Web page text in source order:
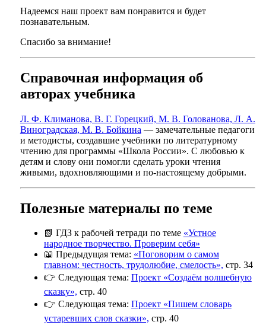
Надеемся наш проект вам понравится и будет
познавательным.
Спасибо за внимание!
Справочная информация об
авторах учебника
Л. Ф. Климанова, В. Г. Горецкий, М. В. Голованова, Л. А.
Виноградская, М. В. Бойкина — замечательные педагоги
и методисты, создавшие учебники по литературному
чтению для программы «Школа России». С любовью к
детям и слову они помогли сделать уроки чтения
живыми, вдохновляющими и по-настоящему добрыми.
Полезные материалы по теме
📗 ГДЗ к рабочей тетради по теме «Устное
народное творчество. Проверим себя»
📖 Предыдущая тема: «Поговорим о самом
главном: честность, трудолюбие, смелость», стр. 34
👉 Следующая тема: Проект «Создаём волшебную
сказку», стр. 40
👉 Следующая тема: Проект «Пишем словарь
устаревших слов сказки», стр. 40